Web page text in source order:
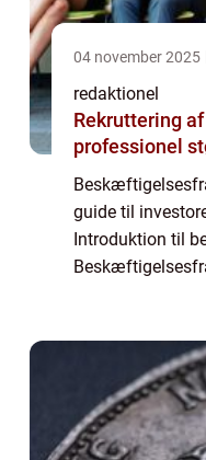
04 november 2025
redaktionel
Rekruttering
professionel
guide til
Introduktion til